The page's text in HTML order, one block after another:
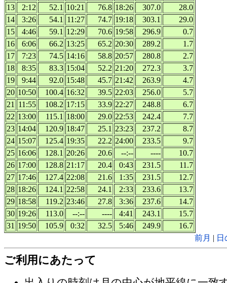
13
2:12 52.1 10:21 76.8 18:26 307.0
28.0
14
3:26 54.1 11:27 74.7 19:18 303.1
29.0
15
4:46 59.1 12:29 70.6 19:58 296.9
0.7
16
6:06 66.2 13:25 65.2 20:30 289.2
1.7
17
7:23 74.5 14:16 58.8 20:57 280.8
2.7
18
8:35 83.3 15:04 52.2 21:20 272.3
3.7
19
9:44 92.0 15:48 45.7 21:42 263.9
4.7
20 10:50 100.4 16:32 39.5 22:03 256.0
5.7
21
11:55 108.2 17:15 33.9 22:27 248.8
6.7
22 13:00 115.1 18:00 29.0 22:53 242.4
7.7
23 14:04 120.9 18:47 25.1 23:23 237.2
8.7
24 15:07 125.4 19:35 22.2 24:00 233.5
9.7
25 16:06 128.1 20:26 20.6 --:-- ----
10.7
26 17:00 128.8 21:17 20.4 0:43 231.5
11.7
27 17:46 127.4 22:08 21.6 1:35 231.5
12.7
28 18:26 124.1 22:58 24.1 2:33 233.6
13.7
29 18:58 119.2 23:46 27.8 3:36 237.6
14.7
30 19:26 113.0 --:-- ---- 4:41 243.1
15.7
31 19:50 105.9 0:32 32.5 5:46 249.9
16.7
前月 |
ご利用にあたって